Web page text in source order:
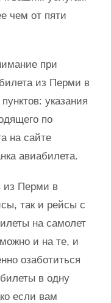
чем от пяти
при
из Перми в
указания
по
на сайте
авиабилета.
из Перми в
так и рейсы с
на самолет
и на те, и
озаботиться
в одну
если вам